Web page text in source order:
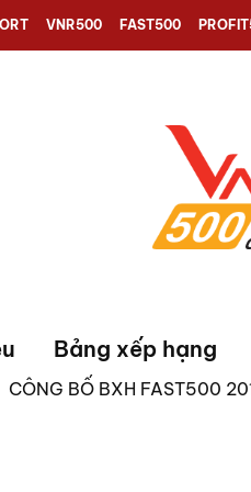
VNR500 FAST500
Bảng xếp hạng
CÔNG BỐ BXH FAST500